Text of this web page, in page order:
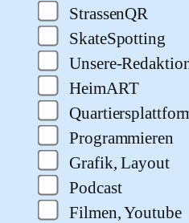
StrassenQR
SkateSpotting
Unsere-
HeimART
Programmieren
Grafik, Layout
Podcast
Filmen, Youtube